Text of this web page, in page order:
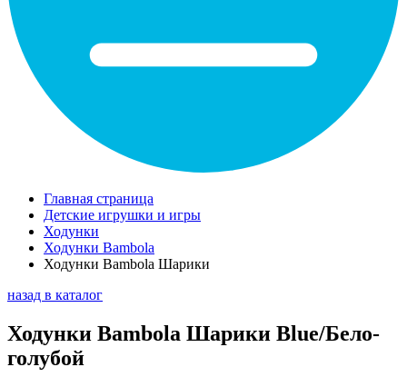
Главная страница
Детские игрушки и игры
Ходунки
Ходунки Bambola
Ходунки Bambola Шарики
назад в каталог
Ходунки Bambola Шарики Blue/Бело-
голубой